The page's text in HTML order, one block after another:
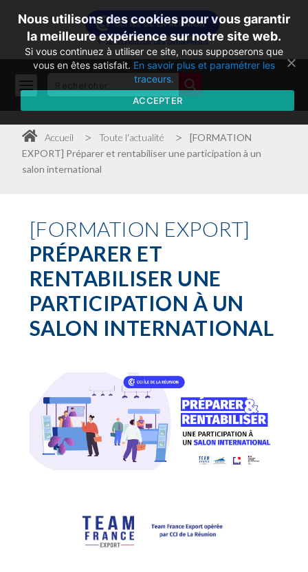
Accueil > Toute l'actualité >
[FORMATION
EXPORT] Préparer et rentabiliser une participation à un
salon international
[FORMATION EXPORT]
PRÉPARER ET
RENTABILISER UNE
PARTICIPATION À UN
SALON INTERNATIONAL
Nous utilisons des cookies pour vous garantir
la meilleure expérience sur notre site web.
Si vous continuez à utiliser ce site, nous supposerons que
vous en êtes satisfait. En savoir plus et paramétrer les
traceurs.
ACCEPTER